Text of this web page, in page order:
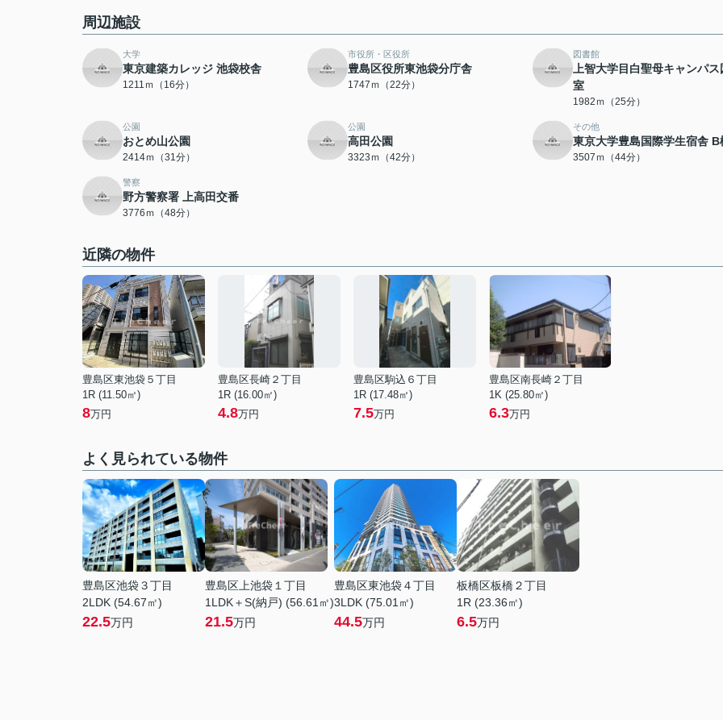
周辺施設
大学
東京建築カレッジ 池袋校舎
1211ｍ（16分）
市役所・区役所
豊島区役所東池袋分庁舎
1747ｍ（22分）
図書館
上智大学目白聖母キャンパス
室
1982ｍ（25分）
公園
おとめ山公園
2414ｍ（31分）
公園
高田公園
3323ｍ（42分）
その他
東京大学豊島国際学生宿舎 B
3507ｍ（44分）
警察
野方警察署 上高田交番
3776ｍ（48分）
近隣の物件
豊島区東池袋５丁目
1R (11.50㎡)
8万円
豊島区長崎２丁目
1R (16.00㎡)
4.8万円
豊島区駒込６丁目
1R (17.48㎡)
7.5万円
豊島区南長崎２丁目
1K (25.80㎡)
6.3万円
よく見られている物件
豊島区池袋３丁目
2LDK (54.67㎡)
22.5万円
豊島区上池袋１丁目
1LDK＋S(納戸) (56.61㎡)
21.5万円
豊島区東池袋４丁目
3LDK (75.01㎡)
44.5万円
板橋区板橋２丁目
1R (23.36㎡)
6.5万円